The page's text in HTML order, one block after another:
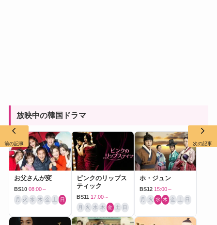
放映中の韓国ドラマ
お父さんが変
BS10 08:00～
月 火 水 木 金 土 日
ピンクのリップス
ティック
BS11 17:00～
月 火 水 木 金 土 日
ホ・ジュン
BS12 15:00～
月 火 水 木 金 土 日
前の記事 次の記事